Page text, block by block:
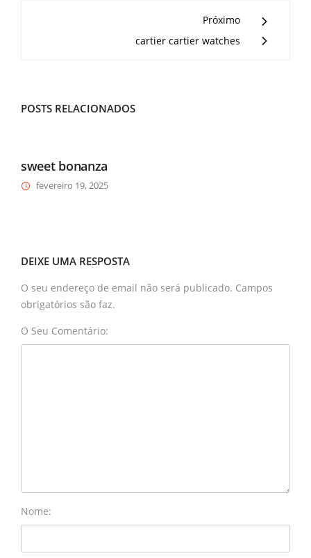
Próximo
cartier cartier watches
POSTS RELACIONADOS
sweet bonanza
fevereiro 19, 2025
DEIXE UMA RESPOSTA
O seu endereço de email não será publicado. Campos
obrigatórios são faz.
O Seu Comentário:
Nome: